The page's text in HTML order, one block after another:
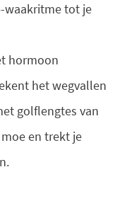
waakritme tot je
hormoon
het wegvallen
golflengtes van
en trekt je